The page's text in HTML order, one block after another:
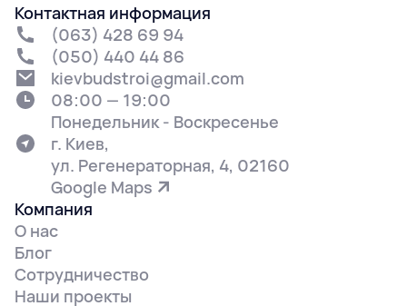
Компания
О нас
Блог
Сотрудничество
Наши проекты
Контактная информация
(063) 428 69 94
(050) 440 44 86
kievbudstroi@gmail.com
08:00 — 19:00
Понедельник - Воскресенье
г. Киев,
ул. Регенераторная, 4, 02160
Google Maps